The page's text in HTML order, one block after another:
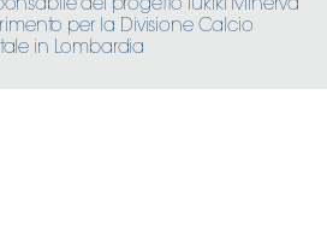
del progetto Tukiki Minerva
per la Divisione Calcio
in Lombardia